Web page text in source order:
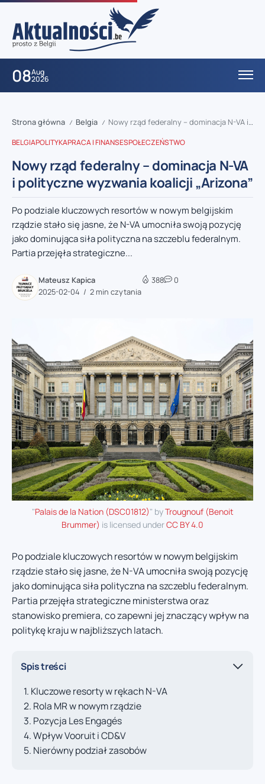
08Aug
2026
Strona główna / Belgia / Nowy rząd federalny – dominacja N-VA i polityczne wyzwania koalicji „Arizona”
BELGIAPOLITYKAPRACA I FINANSESPOŁECZEŃSTWO
Nowy rząd federalny – dominacja N-VA
i polityczne wyzwania koalicji „Arizona”
Po podziale kluczowych resortów w nowym belgijskim
rządzie stało się jasne, że N-VA umocniła swoją pozycję
jako dominująca siła polityczna na szczeblu federalnym.
Partia przejęła strategiczne...
Mateusz Kapica
2025-02-04
2 min czytania
388 0
"Palais de la Nation (DSC01812)" byTrougnouf (Benoit
Brummer) is licensed underCC BY 4.0
Po podziale kluczowych resortów w nowym belgijskim
rządzie stało się jasne, że N-VA umocniła swoją pozycję
jako dominująca siła polityczna na szczeblu federalnym.
Partia przejęła strategiczne ministerstwa oraz
stanowisko premiera, co zapewni jej znaczący wpływ na
politykę kraju w najbliższych latach.
Spis treści
Kluczowe resorty w rękach N-VA
Rola MR w nowym rządzie
Pozycja Les Engagés
Wpływ Vooruit i CD&V
Nierówny podział zasobów